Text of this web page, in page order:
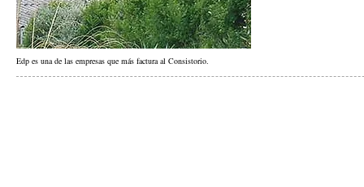
Edp es una de las empresas que más factura al Consistorio.